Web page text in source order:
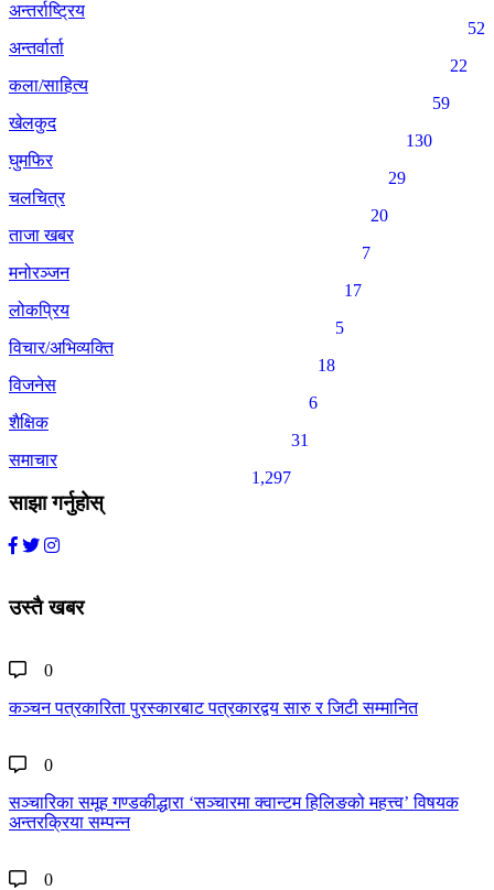
52
अन्तर्राष्ट्रिय
22
अन्तर्वार्ता
59
कला/साहित्य
130
खेलकुद
29
घुमफिर
20
चलचित्र
7
ताजा खबर
17
मनोरञ्जन
5
लोकप्रिय
18
विचार/अभिव्यक्ति
6
विजनेस
31
शैक्षिक
1,297
समाचार
साझा गर्नुहोस्
उस्तै खबर
0
कञ्चन पत्रकारिता पुरस्कारबाट पत्रकारद्वय सारु र जिटी सम्मानित
0
सञ्चारिका समूह गण्डकीद्धारा ‘सञ्चारमा क्वान्टम हिलिङको महत्त्व’ विषयक
अन्तरक्रिया सम्पन्न
0